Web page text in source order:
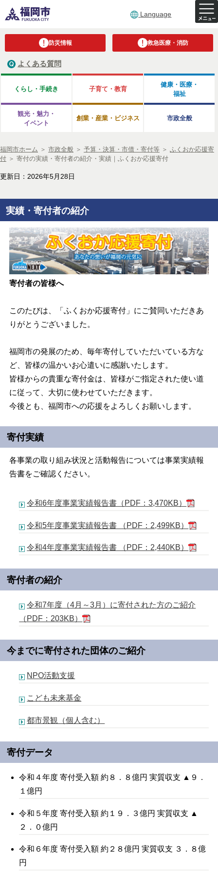
Language
防災情報 救急医療・消防
よくある質問
くらし・手続き 子育て・教育
健康・医療・
福祉
観光・魅力・
イベント
創業・産業・ビジネス 市政全般
福岡市ホーム ＞ 市政全般 ＞ 予算・決算・市債・寄付等 ＞ ふくおか応援寄
付 ＞ 寄付の実績・寄付者の紹介・実績｜ふくおか応援寄付
更新日：2026年5月28日
実績・寄付者の紹介
寄付者の皆様へ
このたびは、「ふくおか応援寄付」にご賛同いただきあ
りがとうございました。
福岡市の発展のため、毎年寄付していただいている方な
ど、皆様の温かいお心遣いに感謝いたします。
皆様からの貴重な寄付金は、皆様がご指定された使い道
に従って、大切に使わせていただきます。
今後とも、福岡市への応援をよろしくお願いします。
寄付実績
各事業の取り組み状況と活動報告については事業実績報
告書をご確認ください。
令和6年度事業実績報告書（PDF：3,470KB）
令和5年度事業実績報告書 （PDF：2,499KB）
令和4年度事業実績報告書 （PDF：2,440KB）
寄付者の紹介
令和7年度（4月～3月）に寄付された方のご紹介
（PDF：203KB）
今までに寄付された団体のご紹介
NPO活動支援
こども未来基金
都市景観（個人含む）
寄付データ
令和４年度 寄付受入額 約８．８億円 実質収支 ▲９．
１億円
令和５年度 寄付受入額 約１９．３億円 実質収支 ▲
２．０億円
令和６年度 寄付受入額 約２８億円 実質収支 ３．８億
円